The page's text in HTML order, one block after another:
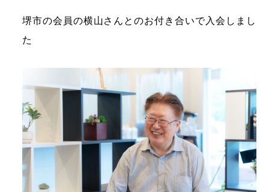
堺市の会員の横山さんとのお付き合いで入会しまし
た